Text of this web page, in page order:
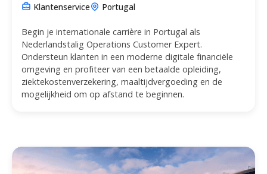
Klantenservice Portugal
Begin je internationale carrière in Portugal als
Nederlandstalig Operations Customer Expert.
Ondersteun klanten in een moderne digitale financiële
omgeving en profiteer van een betaalde opleiding,
ziektekostenverzekering, maaltijdvergoeding en de
mogelijkheid om op afstand te beginnen.